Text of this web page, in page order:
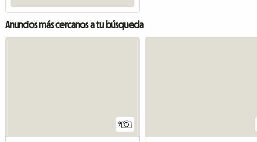
Anuncios más cercanos a tu búsqueda
9